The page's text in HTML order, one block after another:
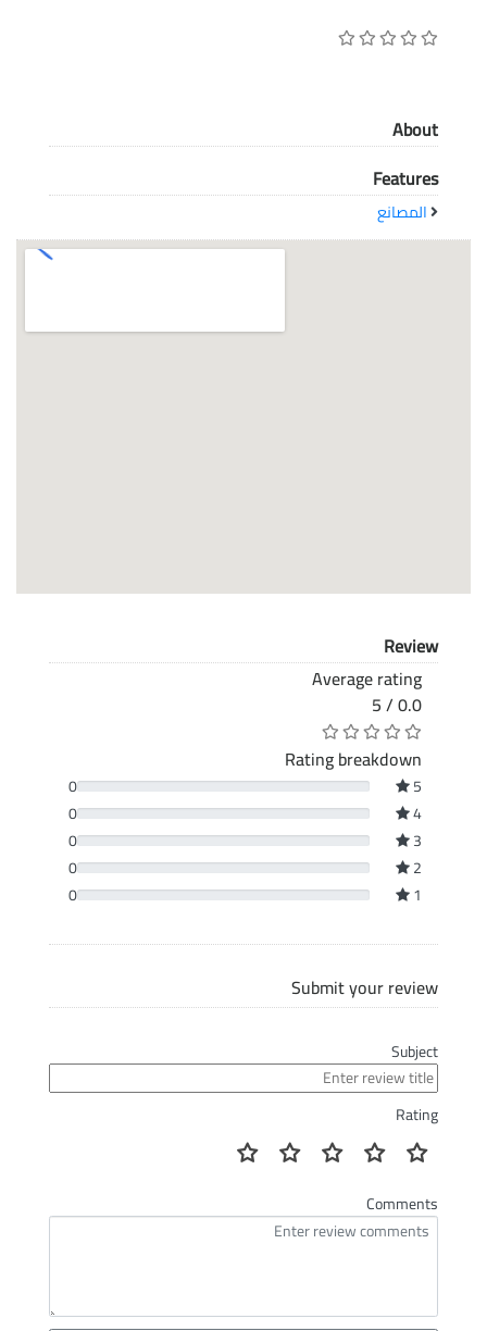
معاً نحو خلق مجتمع مبدع في عالم الأزياء
About
Features
المصانع
Review
Average rating
0.0 / 5
Rating breakdown
5
0
4
0
3
0
2
0
1
0
Submit your review
Subject
Rating
Comments